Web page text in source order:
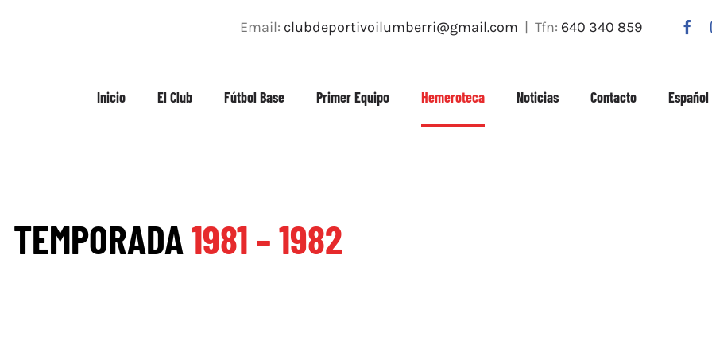
Email: clubdeportivoilumberri@gmail.com | Tfn: 640 340 859
Inicio El Club Fútbol Base Primer Equipo Hemeroteca Noticias Contacto Español
TEMPORADA1981 – 1982